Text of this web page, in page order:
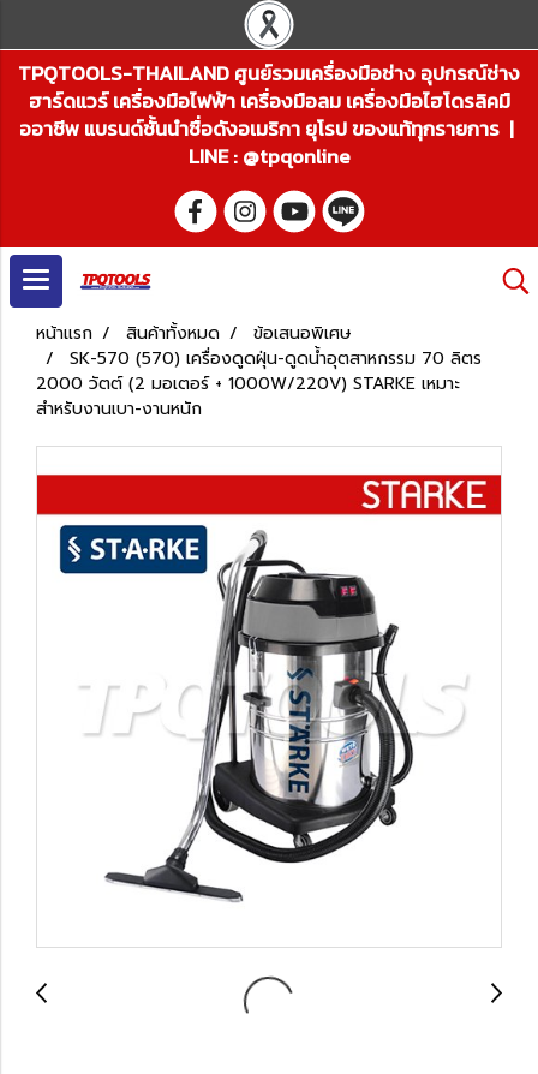
TPQTOOLS-THAILAND ศูนย์รวมเครื่องมือช่าง อุปกรณ์ช่าง
ฮาร์ดแวร์ เครื่องมือไฟฟ้า เครื่องมือลม เครื่องมือไฮโดรลิคมื
ออาชีพ แบรนด์ชั้นนำชื่อดังอเมริกา ยุโรป ของแท้ทุกรายการ |
LINE : @tpqonline
หน้าแรก สินค้าทั้งหมด
ข้อเสนอพิเศษ
SK-570 (570) เครื่องดูดฝุ่น-ดูดน้ำอุตสาหกรรม 70 ลิตร
2000 วัตต์ (2 มอเตอร์ + 1000W/220V) STARKE เหมาะ
สำหรับงานเบา-งานหนัก